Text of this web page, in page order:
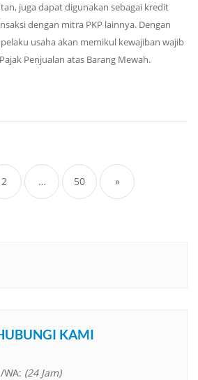
juga dapat digunakan sebagai kredit
dengan mitra PKP lainnya. Dengan
usaha akan memikul kewajiban wajib
Penjualan atas Barang Mewah.
2 … 50 »
KAMI
(24 Jam)